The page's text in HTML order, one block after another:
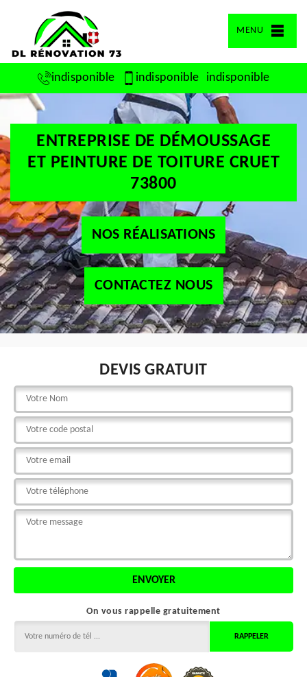
MENU
indisponible indisponible indisponible
ENTREPRISE DE DÉMOUSSAGE
ET PEINTURE DE TOITURE CRUET
73800
NOS RÉALISATIONS
CONTACTEZ NOUS
DEVIS GRATUIT
On vous rappelle gratuitement